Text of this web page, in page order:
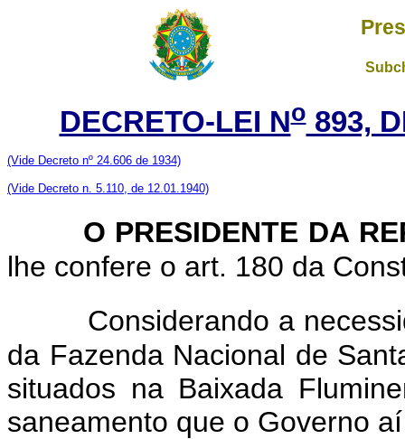
DECRETO-LEI No893,
(Vide Decreto nº 24.606 de 1934)
(Vide Decreto n. 5.110, de 12.01.1940)
O PRESIDENTE DA
lhe confere o art. 180 da
Considerando a
da Fazenda Nacional de
situados na Baixada
saneamento que o Governo